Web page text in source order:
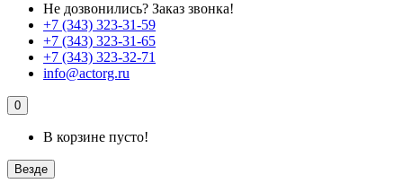
Не дозвонились? Заказ звонка!
+7 (343) 323-31-59
+7 (343) 323-31-65
+7 (343) 323-32-71
info@actorg.ru
0
В корзине пусто!
Везде